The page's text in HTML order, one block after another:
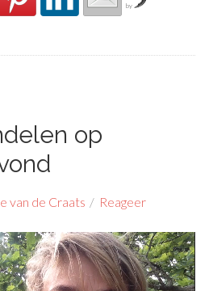
by
op
van de Craats Reageer